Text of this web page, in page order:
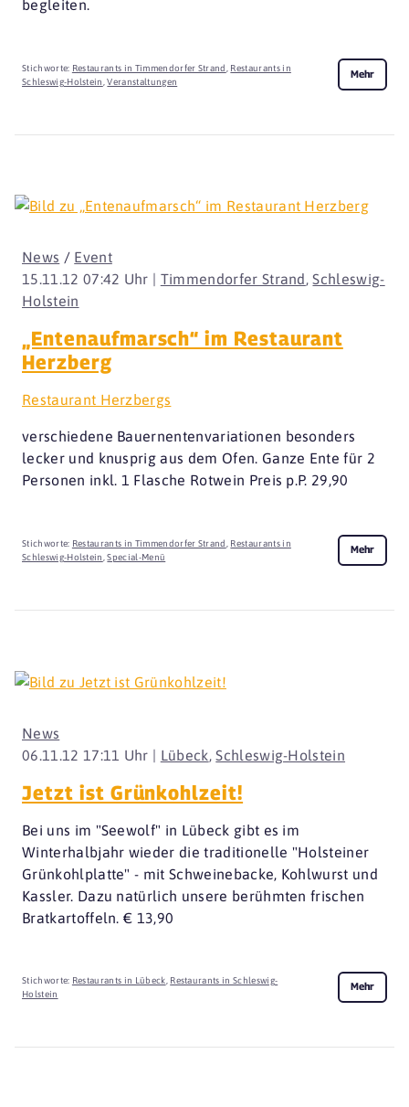
begleiten.
Stichworte: Restaurants in Timmendorfer Strand
Restaurants in
Schleswig-Holstein ,Veranstaltungen
Mehr
15.11.12 07:42 Uhr | Timmendorfer Strand ,Schleswig-
Holstein
News / Event
„Entenaufmarsch“ im Restaurant
Herzberg
Restaurant Herzbergs
verschiedene Bauernentenvariationen besonders
lecker und knusprig aus dem Ofen. Ganze Ente für 2
Personen inkl. 1 Flasche Rotwein Preis p.P. 29,90
Stichworte: Restaurants in Timmendorfer Strand
Restaurants in
Schleswig-Holstein ,Special-Menü
Mehr
06.11.12 17:11 Uhr | Lübeck ,Schleswig-Holstein
News
Jetzt ist Grünkohlzeit!
Bei uns im "Seewolf" in Lübeck gibt es im
Winterhalbjahr wieder die traditionelle "Holsteiner
Grünkohlplatte" - mit Schweinebacke, Kohlwurst und
Kassler. Dazu natürlich unsere berühmten frischen
Bratkartoffeln. € 13,90
Stichworte: Restaurants in Lübeck, Restaurants in Schleswig-
Holstein
Mehr